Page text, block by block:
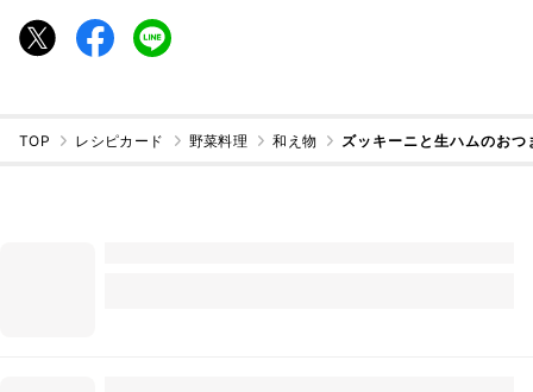
TOP レシピカード 野菜料理 和え物 ズッキーニと生ハムのおつ